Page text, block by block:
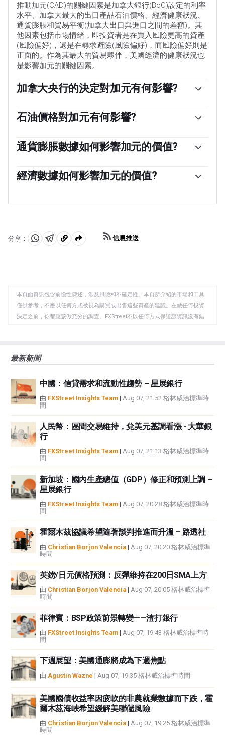
推動加元(CAD)的關鍵因素是加拿大銀行(BoC)設定的利率
水平、加拿大最大的出口產品石油價格、經濟健康狀況、
通貨膨脹和貿易平衡(加拿大出口與進口之間的差額)。其
他因素包括市場情緒，即投資者是在買入風險更高的資產
(風險偏好)，還是在尋求避險(風險偏好)，而風險偏好則是
正面的。作為其最大的貿易夥伴，美國經濟的健康狀況也
是影響加元的關鍵因素。
加拿大央行的決定對加元有何影響?
對加元具有重大影響。這影響到每個人的利率水平。加拿
大央行的主要目標是通過上調或下調利率，將通貨膨脹率
行還可以利用量化寬松和緊縮政策來影響信貸狀況，前者
石油價格對加元有何影響?
最大的出口產品，因此石油價格往往對加元價值產生直接
影響。一般來說，如果油價上漲，加元也會上漲，因為對
高的油價也傾向於導致貿易順差的可能性更大，這也支持
通貨膨脹數據如何影響加元的價值?
種貨幣的負面因素，但在現代，隨著跨境資本管製的放
松，情況實際上正好相反。較高的通貨膨脹率往往會導致
尋求利潤豐厚的投資場所的全球投資者。這增加了對當地
經濟數據如何影響加元的價值?
元產生影響。GDP、製造業和服務業pmi、就業和消費者
拿大銀行提高利率，從而導致貨幣走強。然而，如果經濟
數據疲弱，加元可能會下跌。
分享：
分 分 複
板
信息推送
本頁面資訊包含前瞻性陳述，涉及風險和不確定性。本頁所介紹的市場和工具
僅供參考，不應以任何方式被視為購買或出售這些資產的建議。在做任何投資
決定之前，你都應該做充分的調查。FXStreet不以任何方式保證該資訊沒有錯
觀點，並不代表FXStreet或其廣告商的官方政策或立場。作者不對本頁連結的
如果文章正文中沒有明確提到，在撰寫本文時，作者在本文中提到的任何股票
中都沒有頭寸，也沒有與文中提到的任何公司有業務關係。除了FXStreet，作
者沒有收到撰寫這篇文章的報酬。
FXStreet和作者不提供個性化的建議。作者對該資訊的準確性、完整性或適用
性不作任何陳述。FXStreet和作者將不承擔任何錯誤，遺漏或任何損失，傷害
或損害由此資訊及其顯示或使用引起的。錯誤和遺漏除外。本文作者和
FXStreet並非註冊投資顧問，本文內容無意提供任何投資建議。
最新新聞
中國：信貸需求和流動性趨勢 – 星展銀行
由 FXStreet Insights Team | Aug 07, 21:52 格林威治標準時
間
人民幣：區間交易維持，兌美元基調看漲 - 大華銀
行
由 FXStreet Insights Team | Aug 07, 21:13 格林威治標準時
間
新加坡：國內生產總值（GDP）修正和預測上調 –
星展銀行
由 FXStreet Insights Team | Aug 07, 20:28 格林威治標準時
間
霍爾木茲協議希望隨著談判推進而升溫 – 路透社
由 Christian Borjon Valencia | Aug 07, 20:20 格林威治標準
時間
英鎊/日元價格預測：反彈維持在200日SMA上方
由 Christian Borjon Valencia | Aug 07, 20:05 格林威治標準
時間
菲律賓：BSP政策前景轉變——渣打銀行
由 FXStreet Insights Team | Aug 07, 19:43 格林威治標準時
間
下週展望：美國通膨將成為下週焦點
由 Agustin Wazne | Aug 07, 19:35 格林威治標準時間
美國國債收益率因疲軟的非農就業數據而下跌，霍
爾木茲海峽希望緩解美聯儲風險
由 Christian Borjon Valencia | Aug 07, 19:25 格林威治標準
時間